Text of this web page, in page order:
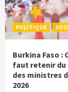
POLITIQUE
Burkina Faso :
faut retenir du
des ministres
2026